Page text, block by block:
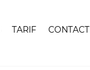
TARIF CONTACT